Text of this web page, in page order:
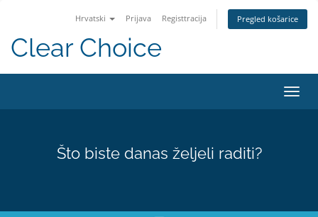
Hrvatski Prijava Registtracija Pregled košarice
Clear Choice
Što biste danas željeli raditi?